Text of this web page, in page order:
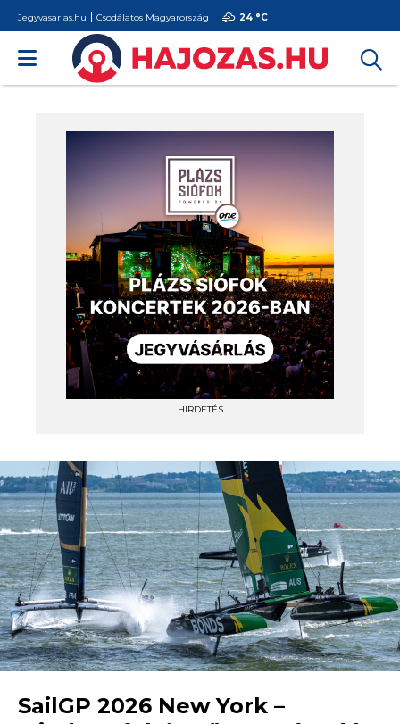
Jegyvasarlas.hu Csodálatos Magyarország 24 °C
HIRDETÉS
SailGP 2026 New York –